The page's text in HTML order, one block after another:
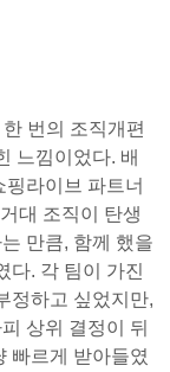
번의 조직개편
느낌이었다. 배
라이브 파트너
대 조직이 탄생
만큼, 함께 했을
다. 각 팀이 가진
정하고 싶었지만,
상위 결정이 뒤
빠르게 받아들였